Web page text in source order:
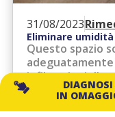
DIAGNOSI
IN
31/08/2023
Eliminare
Questo spazio
infiltrazioni
drenaggio.